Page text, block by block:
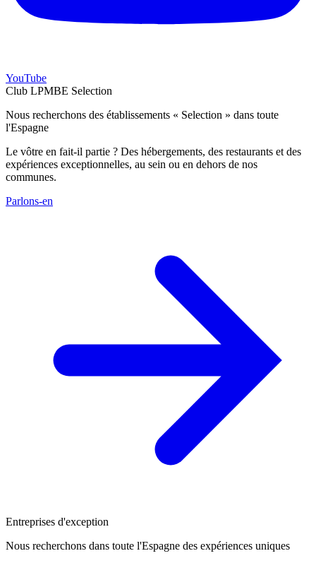
YouTube
Club LPMBE Selection
Nous recherchons des établissements « Selection » dans toute
l'Espagne
Le vôtre en fait-il partie ? Des hébergements, des restaurants et des
expériences exceptionnelles, au sein ou en dehors de nos
communes.
Parlons-en
Entreprises d'exception
Nous recherchons dans toute l'Espagne des expériences uniques